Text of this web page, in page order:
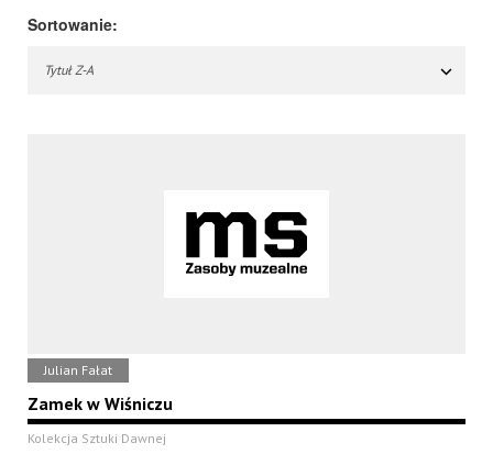
Sortowanie:
Tytuł Z-A
Julian Fałat
Zamek w Wiśniczu
Kolekcja Sztuki Dawnej